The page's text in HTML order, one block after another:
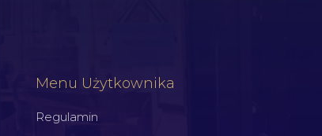
Menu Użytkownika
Regulamin